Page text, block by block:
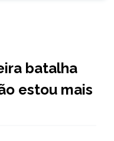
batalha
estou mais